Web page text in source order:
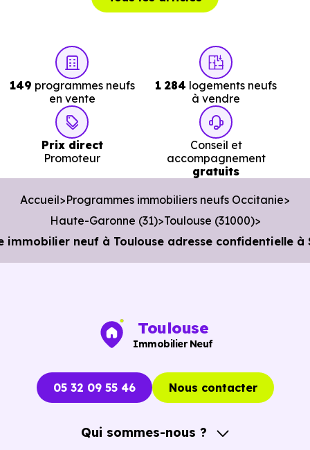
soit 31 min à pied
voiture ou à 1.4 km, soit 17 min à pied.
Bibliothèque :
à 2 km, soit 6 min en
voiture ou à 1.5 km, soit 17 min à pied.
149 programmes neufs
en vente
1 284 logements neufs
à vendre
Prix direct
Promoteur
Conseil et
accompagnement
gratuits
Accueil Programmes immobiliers neufs Occitanie
Haute-Garonne (31) Toulouse (31000)
immobilier neuf à Toulouse adresse confidentielle
Toulouse
Immobilier Neuf
05 32 09 55 46 Nous contacter
Qui sommes-nous ?